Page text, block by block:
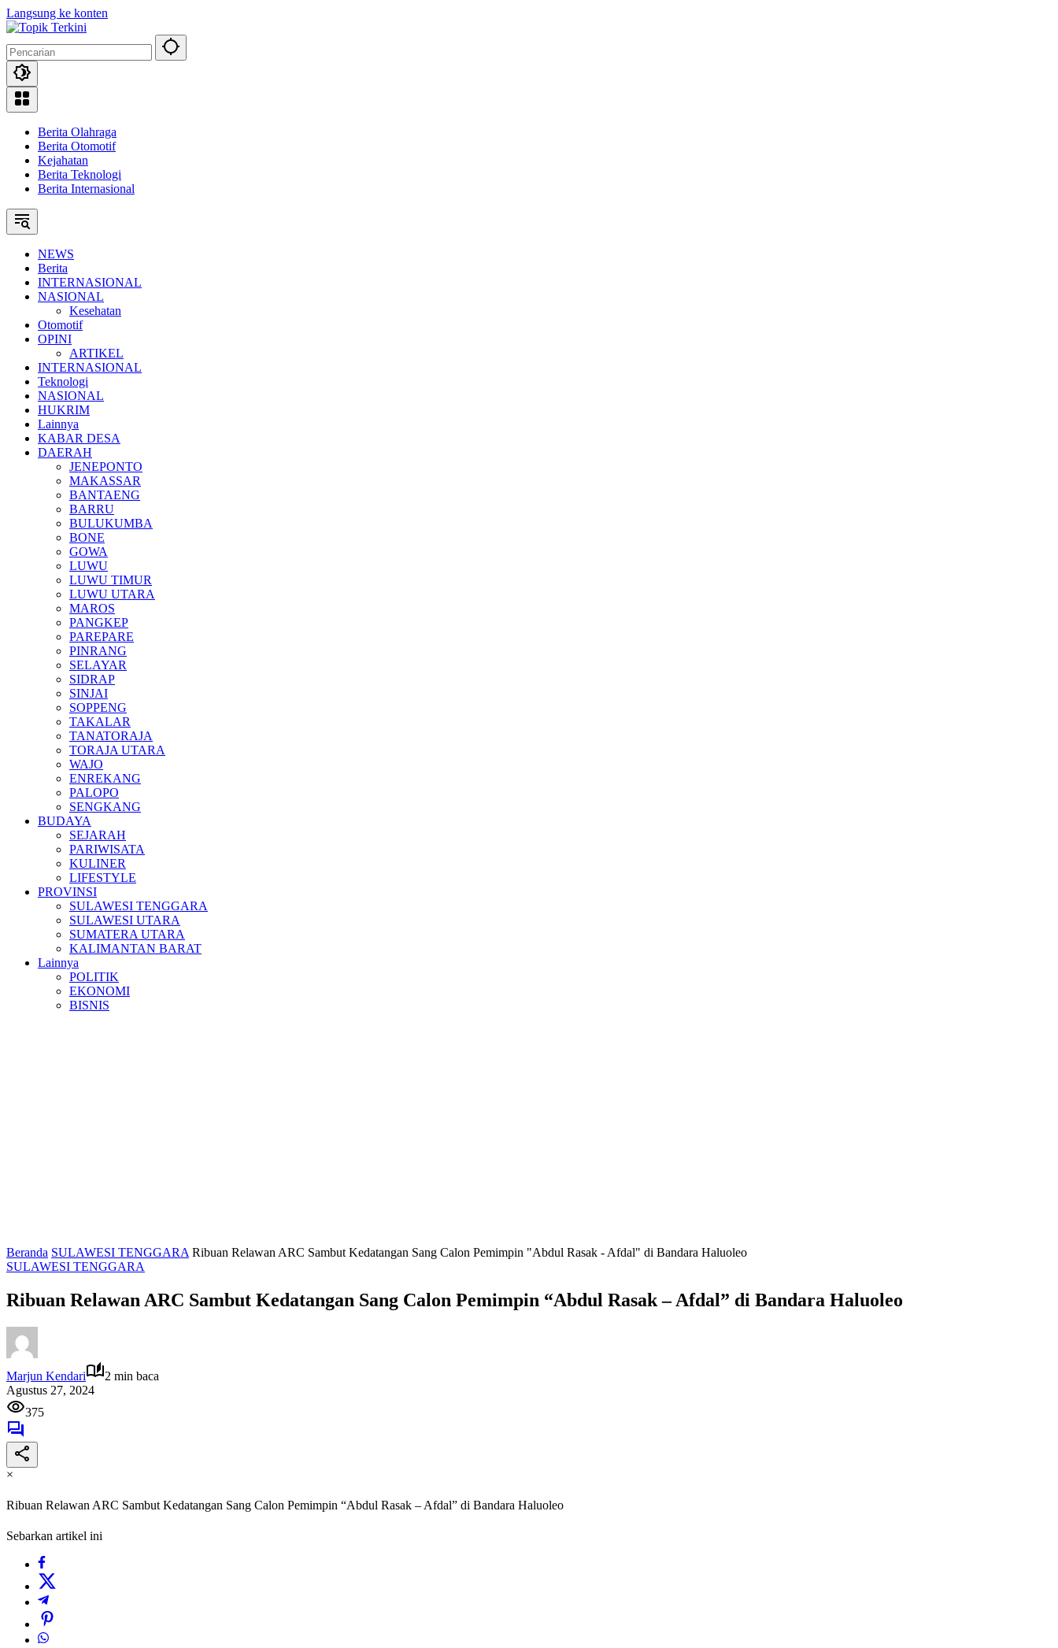
Langsung ke konten
Berita Olahraga
Berita Otomotif
Kejahatan
Berita Teknologi
Berita Internasional
NEWS
Berita
INTERNASIONAL
NASIONAL
Kesehatan
Otomotif
OPINI
ARTIKEL
INTERNASIONAL
Teknologi
NASIONAL
HUKRIM
Lainnya
KABAR DESA
DAERAH
JENEPONTO
MAKASSAR
BANTAENG
BARRU
BULUKUMBA
BONE
GOWA
LUWU
LUWU TIMUR
LUWU UTARA
MAROS
PANGKEP
PAREPARE
PINRANG
SELAYAR
SIDRAP
SINJAI
SOPPENG
TAKALAR
TANATORAJA
TORAJA UTARA
WAJO
ENREKANG
PALOPO
SENGKANG
BUDAYA
SEJARAH
PARIWISATA
KULINER
LIFESTYLE
PROVINSI
SULAWESI TENGGARA
SULAWESI UTARA
SUMATERA UTARA
KALIMANTAN BARAT
Lainnya
POLITIK
EKONOMI
BISNIS
Beranda SULAWESI TENGGARA Ribuan Relawan ARC Sambut Kedatangan Sang Calon Pemimpin "Abdul Rasak - Afdal" di Bandara Haluoleo
SULAWESI TENGGARA
Ribuan Relawan ARC Sambut Kedatangan Sang Calon Pemimpin “Abdul Rasak – Afdal” di Bandara Haluoleo
Marjun Kendari
2 min baca
Agustus 27, 2024
375
×
Ribuan Relawan ARC Sambut Kedatangan Sang Calon Pemimpin “Abdul Rasak – Afdal” di Bandara Haluoleo
Sebarkan artikel ini